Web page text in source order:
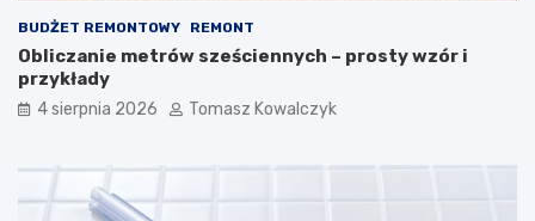
BUDŻET REMONTOWY REMONT
Obliczanie metrów sześciennych – prosty wzór i
przykłady
4 sierpnia 2026 Tomasz Kowalczyk